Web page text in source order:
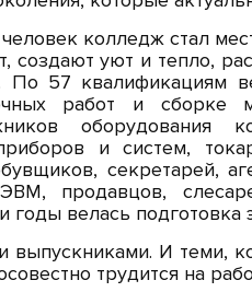
колледж стал
создают уют и тепло,
57 квалификациям
работ и сборке
оборудования
и систем,
секретарей,
продавцов,
годы велась
И теми,
трудится на